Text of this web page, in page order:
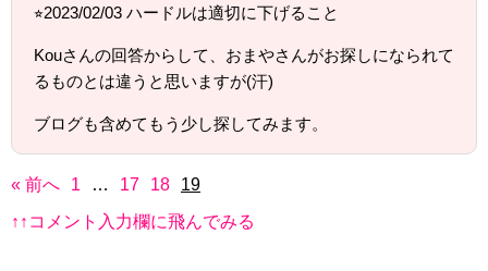
⭐︎2023/02/03 ハードルは適切に下げること
Kouさんの回答からして、おまやさんがお探しになられて
るものとは違うと思いますが(汗)
ブログも含めてもう少し探してみます。
« 前へ 1 … 17 18
19
↑↑コメント入力欄に飛んでみる